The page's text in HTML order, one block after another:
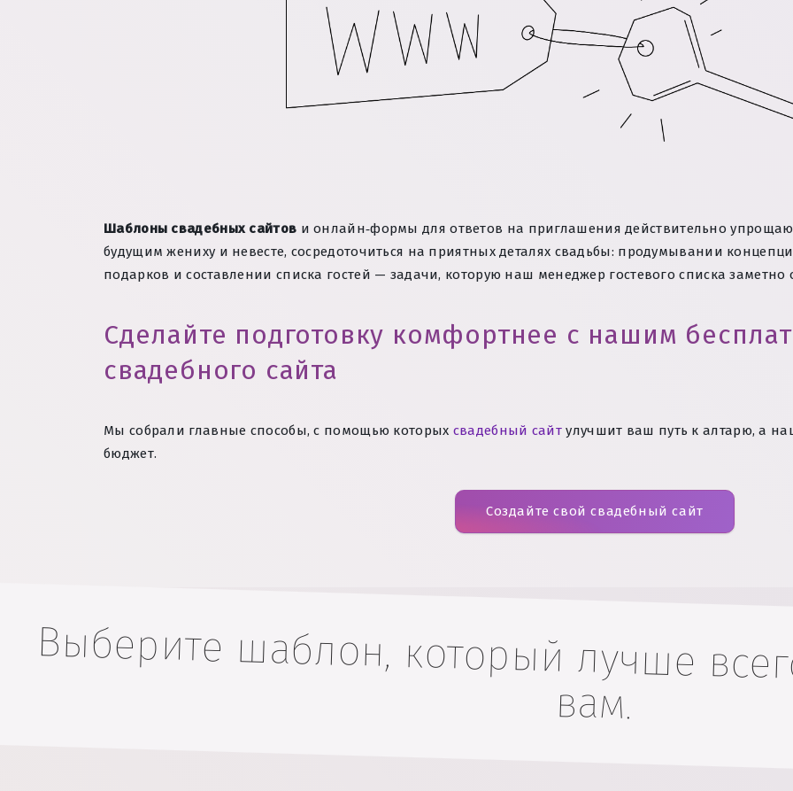
Шаблоны свадебных сайтов и онлайн‑формы для ответов на приглашения действительно
будущим жениху и невесте, сосредоточиться на приятных деталях свадьбы: продумывании
подарков и составлении списка гостей — задачи, которую наш менеджер гостевого списка заметно
Сделайте подготовку комфортнее с нашим
свадебного сайта
Мы собрали главные способы, с помощью которых свадебный сайт улучшит ваш путь к алтарю, а
бюджет.
Создайте свой свадебный сайт
Выберите шаблон, который лучше
вам.